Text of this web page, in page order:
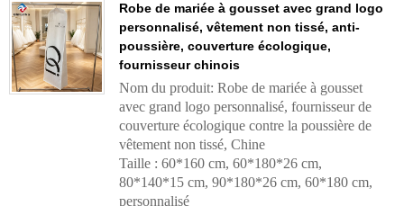
Robe de mariée à gousset avec grand logo
personnalisé, vêtement non tissé, anti-
poussière, couverture écologique,
fournisseur chinois
Nom du produit: Robe de mariée à gousset
avec grand logo personnalisé, fournisseur de
couverture écologique contre la poussière de
vêtement non tissé, Chine
Taille : 60*160 cm, 60*180*26 cm,
80*140*15 cm, 90*180*26 cm, 60*180 cm,
personnalisé